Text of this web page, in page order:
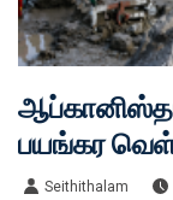
பயங்கர
100-க்கும்
Seithithalam